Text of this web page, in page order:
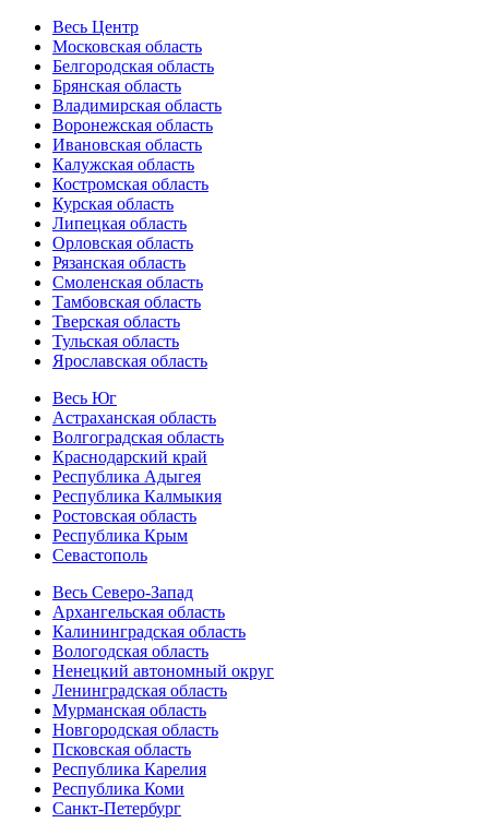
Весь Центр
Московская область
Белгородская область
Брянская область
Владимирская область
Воронежская область
Ивановская область
Калужская область
Костромская область
Курская область
Липецкая область
Орловская область
Рязанская область
Смоленская область
Тамбовская область
Тверская область
Тульская область
Ярославская область
Весь Юг
Астраханская область
Волгоградская область
Краснодарский край
Республика Адыгея
Республика Калмыкия
Ростовская область
Республика Крым
Севастополь
Весь Северо-Запад
Архангельская область
Калининградская область
Вологодская область
Ненецкий автономный округ
Ленинградская область
Мурманская область
Новгородская область
Псковская область
Республика Карелия
Республика Коми
Санкт-Петербург